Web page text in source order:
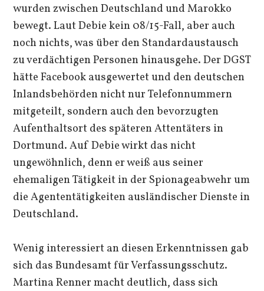
wurden zwischen Deutschland und Marokko
bewegt. Laut Debie kein 08/15-Fall, aber auch
noch nichts, was über den Standardaustausch
zu verdächtigen Personen hinausgehe. Der DGST
hätte Facebook ausgewertet und den deutschen
Inlandsbehörden nicht nur Telefonnummern
mitgeteilt, sondern auch den bevorzugten
Aufenthaltsort des späteren Attentäters in
Dortmund. Auf Debie wirkt das nicht
ungewöhnlich, denn er weiß aus seiner
ehemaligen Tätigkeit in der Spionageabwehr um
die Agententätigkeiten ausländischer Dienste in
Deutschland.
Wenig interessiert an diesen Erkenntnissen gab
sich das Bundesamt für Verfassungsschutz.
Martina Renner macht deutlich, dass sich